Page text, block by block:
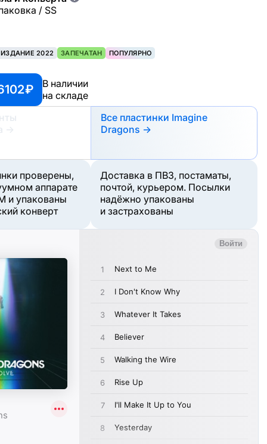
/ SS
2022 ЗАПЕЧАТАН ПОПУЛЯРНО
₽
В наличии
на складе
→
Все пластинки Imagine
Dragons →
проверены,
аппарате
и упакованы
конверт
Доставка в ПВЗ, постаматы,
почтой, курьером. Посылки
надёжно упакованы
и застрахованы